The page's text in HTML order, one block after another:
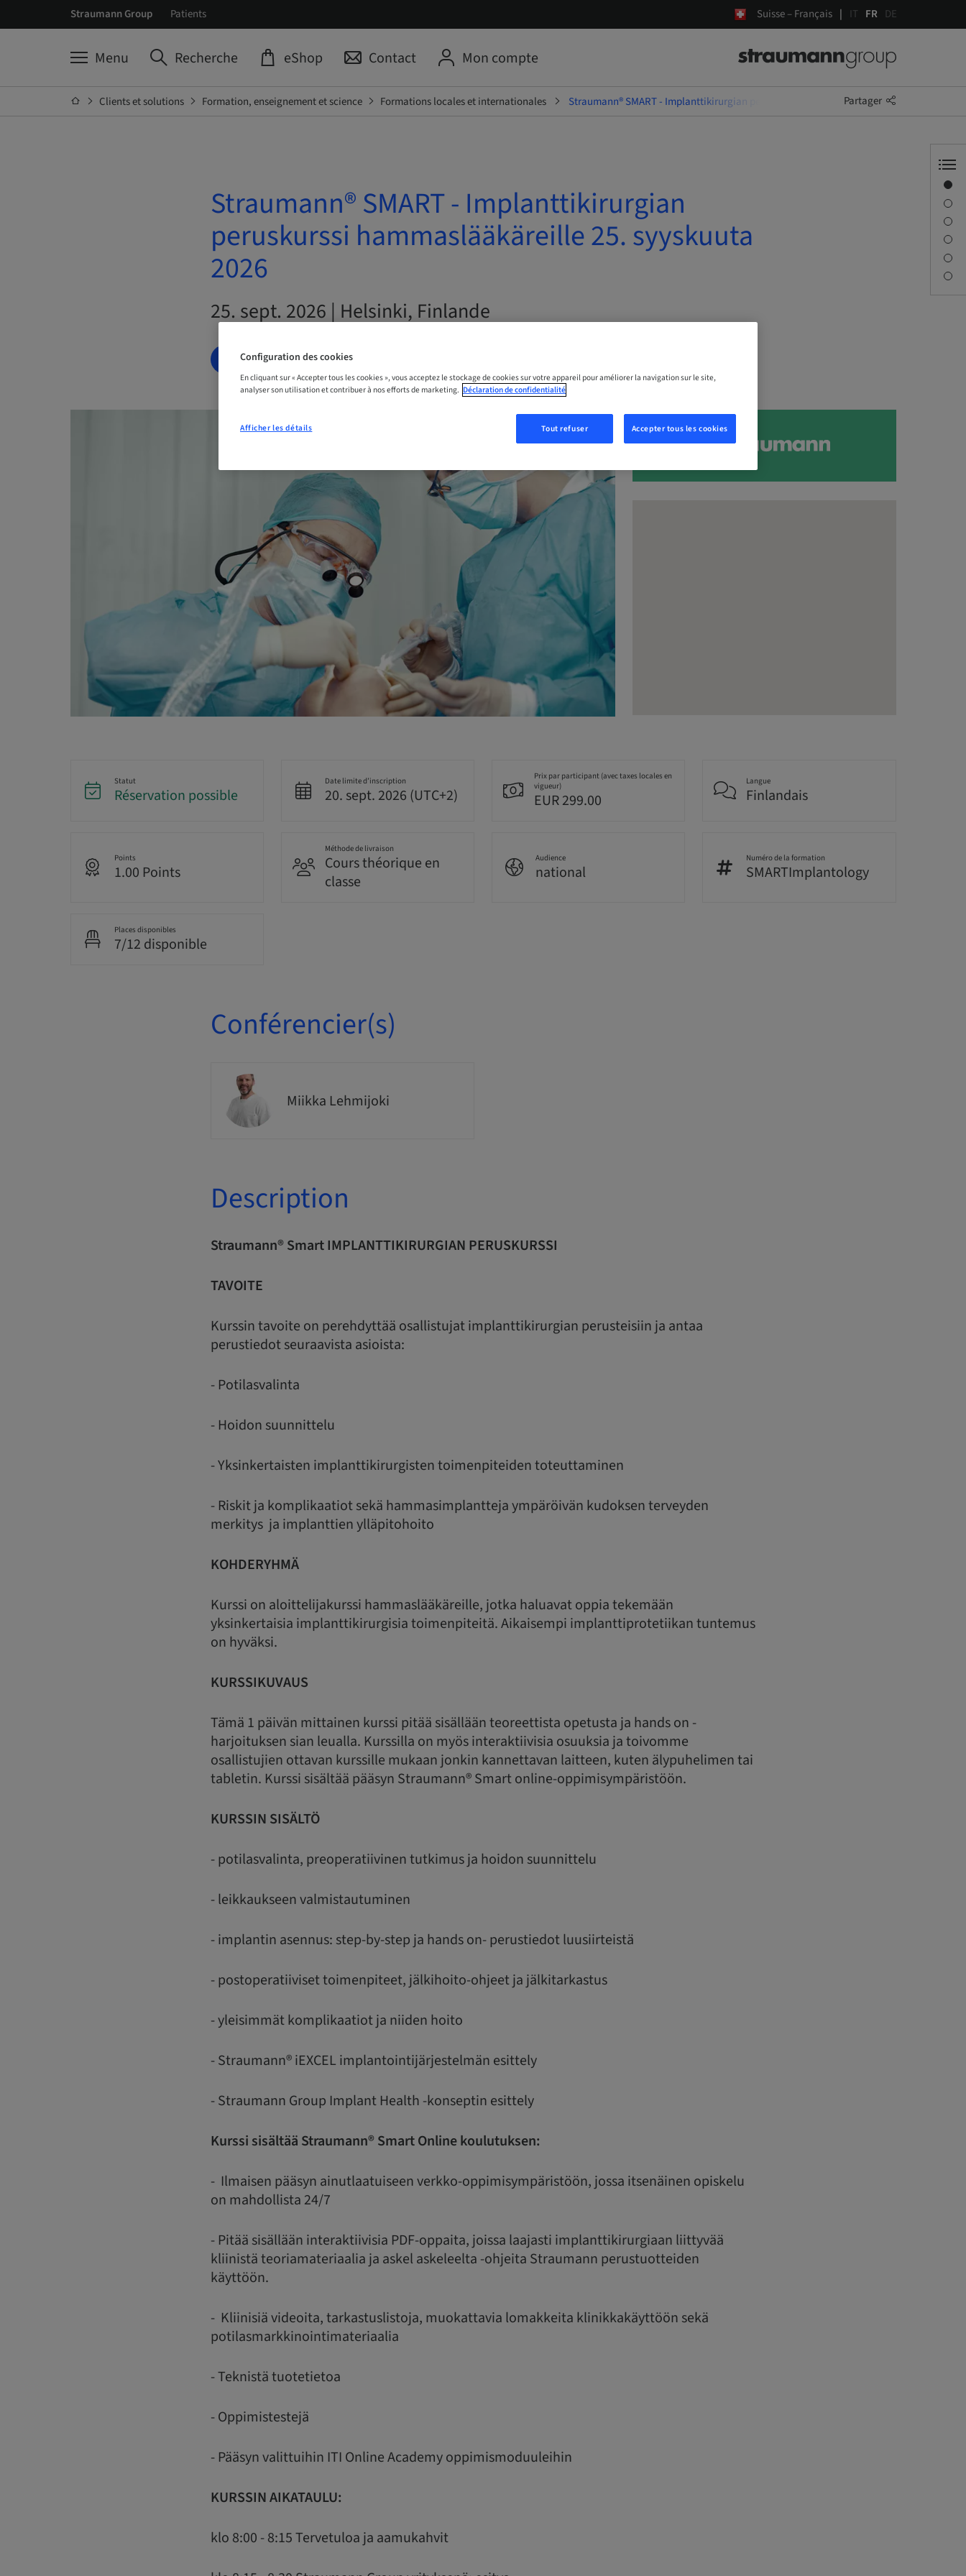
Straumann Group Patients Suisse – Français IT FR DE
Menu Recherche eShop Contact Mon compte
Clients et solutions Formation, enseignement et science Formations locales et internationales Straumann® SMART - Implanttikirurgian peruskurssi hammaslääkäreille 25. syyskuuta
Partager
Straumann® SMART - Implanttikirurgian
peruskurssi hammaslääkäreille 25. syyskuuta
2026
25. sept. 2026 | Helsinki, Finlande
RÉSERVEZ DÈS MAINTENANT
Statut
Réservation possible
Date limite d’inscription
20. sept. 2026 (UTC+2)
Prix par participant (avec taxes locales en
vigueur)
EUR 299.00
Langue
Finlandais
Points
1.00 Points
Méthode de livraison
Cours théorique en
classe
Audience
national
Numéro de la formation
SMARTImplantology
Places disponibles
7/12 disponible
Conférencier(s)
Miikka Lehmijoki
Description
Straumann® Smart IMPLANTTIKIRURGIAN PERUSKURSSI
TAVOITE
Kurssin tavoite on perehdyttää osallistujat implanttikirurgian perusteisiin ja antaa
perustiedot seuraavista asioista:
- Potilasvalinta
- Hoidon suunnittelu
- Yksinkertaisten implanttikirurgisten toimenpiteiden toteuttaminen
- Riskit ja komplikaatiot sekä hammasimplantteja ympäröivän kudoksen terveyden
merkitys ja implanttien ylläpitohoito
KOHDERYHMÄ
Kurssi on aloittelijakurssi hammaslääkäreille, jotka haluavat oppia tekemään
yksinkertaisia implanttikirurgisia toimenpiteitä. Aikaisempi implanttiprotetiikan tuntemus
on hyväksi.
KURSSIKUVAUS
Tämä 1 päivän mittainen kurssi pitää sisällään teoreettista opetusta ja hands on -
harjoituksen sian leualla. Kurssilla on myös interaktiivisia osuuksia ja toivomme
osallistujien ottavan kurssille mukaan jonkin kannettavan laitteen, kuten älypuhelimen tai
tabletin. Kurssi sisältää pääsyn Straumann® Smart online-oppimisympäristöön.
KURSSIN SISÄLTÖ
- potilasvalinta, preoperatiivinen tutkimus ja hoidon suunnittelu
- leikkaukseen valmistautuminen
- implantin asennus: step-by-step ja hands on- perustiedot luusiirteistä
- postoperatiiviset toimenpiteet, jälkihoito-ohjeet ja jälkitarkastus
- yleisimmät komplikaatiot ja niiden hoito
- Straumann® iEXCEL implantointijärjestelmän esittely
- Straumann Group Implant Health -konseptin esittely
Kurssi sisältää Straumann® Smart Online koulutuksen:
- Ilmaisen pääsyn ainutlaatuiseen verkko-oppimisympäristöön, jossa itsenäinen opiskelu
on mahdollista 24/7
- Pitää sisällään interaktiivisia PDF-oppaita, joissa laajasti implanttikirurgiaan liittyvää
kliinistä teoriamateriaalia ja askel askeleelta -ohjeita Straumann perustuotteiden
käyttöön.
- Kliinisiä videoita, tarkastuslistoja, muokattavia lomakkeita klinikkakäyttöön sekä
potilasmarkkinointimateriaalia
- Teknistä tuotetietoa
- Oppimistestejä
- Pääsyn valittuihin ITI Online Academy oppimismoduuleihin
KURSSIN AIKATAULU:
klo 8:00 - 8:15 Tervetuloa ja aamukahvit
Configuration des cookies
En cliquant sur « Accepter tous les cookies », vous acceptez le stockage de cookies sur votre appareil pour améliorer la navigation sur le site,
analyser son utilisation et contribuer à nos efforts de marketing. Déclaration de confidentialité
Tout refuser Accepter tous les cookies
Afficher les détails